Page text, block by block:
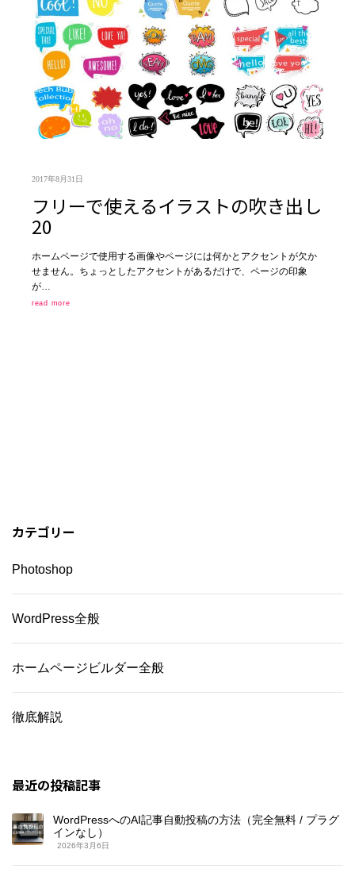
2017年8月31日
フリーで使えるイラストの吹き出し
20
ホームページで使用する画像やページには何かとアクセントが欠か
せません。ちょっとしたアクセントがあるだけで、ページの印象
が…
read more
カテゴリー
Photoshop
WordPress全般
ホームページビルダー全般
徹底解説
最近の投稿記事
WordPressへのAI記事自動投稿の方法（完全無料 / プラグ
インなし）
2026年3月6日